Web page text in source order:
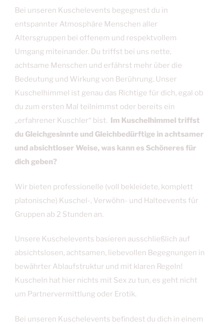
Bei unseren Kuschelevents begegnest du in
entspannter Atmosphäre Menschen aller
Altersgruppen bei offenem und respektvollem
Umgang miteinander. Du triffst bei uns nette,
achtsame Menschen und erfährst mehr über die
Bedeutung und Wirkung von Berührung. Unser
Kuschelhimmel ist genau das Richtige für dich, egal ob
du zum ersten Mal teilnimmst oder bereits ein
„erfahrener Kuschler“ bist. Im Kuschelhimmel triffst
du Gleichgesinnte und Gleichbedürftige in achtsamer
und absichtloser Weise, was kann es Schöneres für
dich geben?
Wir bieten professionelle (voll bekleidete, komplett
platonische) Kuschel-, Verwöhn- und Halteevents für
Gruppen ab 2 Stunden an.
Unsere Kuschelevents basieren ausschließlich auf
absichtslosen, achtsamen, liebevollen Begegnungen in
bewährter Ablaufstruktur und mit klaren Regeln!
Kuscheln hat hier nichts mit Sex zu tun, es geht nicht
um Partnervermittlung oder Erotik.
Bei unseren Kuschelevents befindest du dich in einem